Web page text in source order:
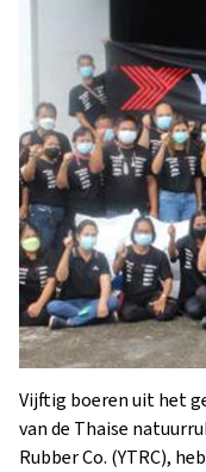
Vijftig boeren uit het
van de Thaise
Rubber Co. (YTRC),